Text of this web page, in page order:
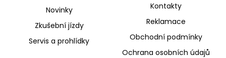
Novinky
Zkušební jízdy
Servis a prohlídky
Kontakty
Reklamace
Obchodní podmínky
Ochrana osobních údajů